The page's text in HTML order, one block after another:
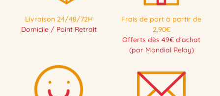
Livraison 24/48/72H
Domicile / Point Retrait
Frais de port à partir de
2,90€
Offerts dès 49€ d'achat
(par Mondial Relay)